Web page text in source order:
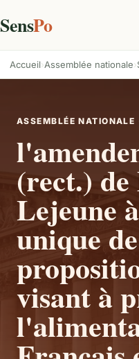
SensPo
Accueil Assemblée nationale
ASSEMBLÉE NATIONALE
(rect.)
Lejeune
unique
visant à